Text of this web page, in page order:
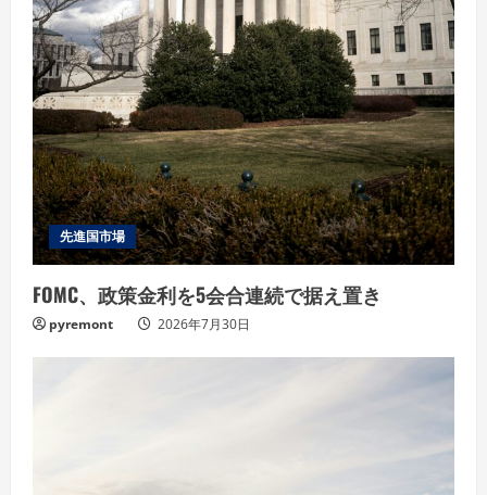
先進国市場
FOMC、政策金利を5会合連続で据え置き
pyremont 2026年7月30日